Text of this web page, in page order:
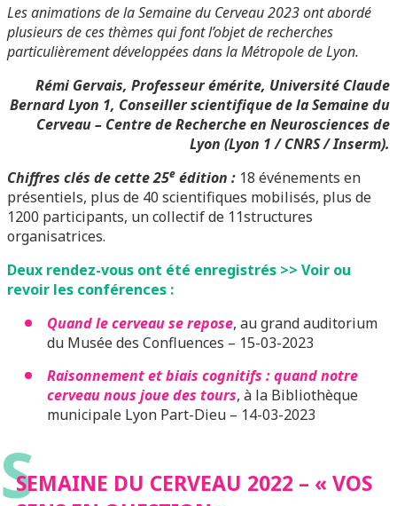
Les animations de la Semaine du Cerveau 2023 ont abordé
plusieurs de ces thèmes qui font l’objet de recherches
particulièrement développées dans la Métropole de Lyon.
Rémi Gervais, Professeur émérite, Université Claude
Bernard Lyon 1, Conseiller scientifique de la Semaine du
Cerveau – Centre de Recherche en Neurosciences de
Lyon (Lyon 1 / CNRS / Inserm).
Chiffres clés de cette 25e édition : 18 événements en
présentiels, plus de 40 scientifiques mobilisés, plus de
1200 participants, un collectif de 11structures
organisatrices.
Deux rendez-vous ont été enregistrés >> Voir ou
revoir les conférences :
Quand le cerveau se repose, au grand auditorium
du Musée des Confluences – 15-03-2023
Raisonnement et biais cognitifs : quand notre
cerveau nous joue des tours, à la Bibliothèque
municipale Lyon Part-Dieu – 14-03-2023
S
SEMAINE DU CERVEAU 2022 – « VOS